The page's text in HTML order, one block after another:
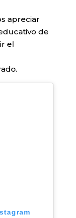
apreciar
de
el